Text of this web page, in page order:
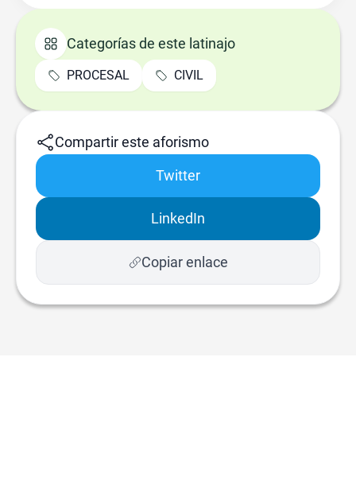
Categorías de este latinajo
PROCESAL CIVIL
Compartir este aforismo
Twitter
LinkedIn
Copiar enlace